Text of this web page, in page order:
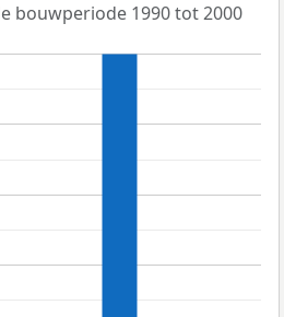
bouwperiode 1990 tot 2000